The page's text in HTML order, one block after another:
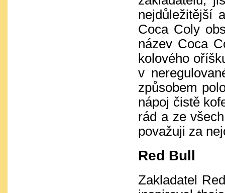
nejdůležitější
Coca Coly
název Coca
kolového
v
způsobem
nápoj čistě
rád a ze
považuji za
Red Bull
Zakladatel